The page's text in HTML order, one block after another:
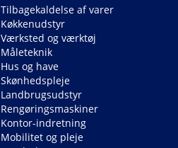
Tilbagekaldelse af varer
Køkkenudstyr
Værksted og værktøj
Måleteknik
Hus og have
Skønhedspleje
Landbrugsudstyr
Rengøringsmaskiner
Kontor-indretning
Mobilitet og pleje